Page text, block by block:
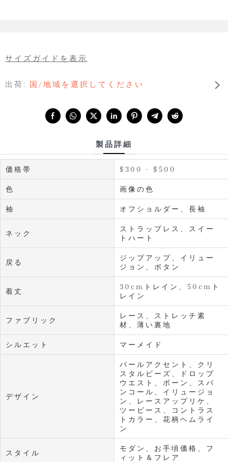
出荷: 国/地域を選択してください
サイズガイドを表示
製品詳細
価格帯 $300 - $500
色 画像の色
袖 オフショルダー、長袖
ネック
ストラップレス、スイー
トハート
戻る
ジップアップ、イリュー
ジョン、ボタン
着丈
30cmトレイン、50cmト
レイン
ファブリック
レース、ストレッチ素
材、薄い裏地
シルエット マーメイド
デザイン
パールアクセント、クリ
スタルビーズ、ドロップ
ウエスト、ボーン、スパ
ンコール、イリュージョ
ン、レースアップリケ、
ツーピース、コントラス
トカラー、花柄ヘムライ
ン
スタイル
モダン、お手頃価格、フ
ィット＆フレア